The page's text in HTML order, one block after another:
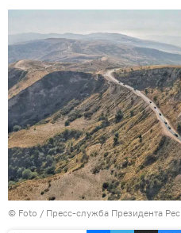
© Foto / Пресс-служба Президента